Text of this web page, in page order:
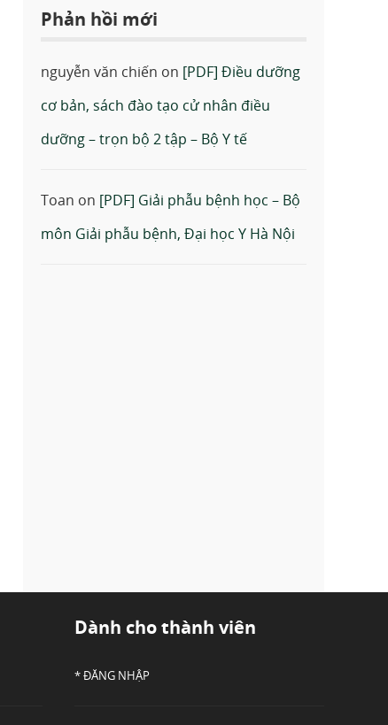
Phản hồi mới
nguyễn văn chiến on [PDF] Điều dưỡng
cơ bản, sách đào tạo cử nhân điều
dưỡng – trọn bộ 2 tập – Bộ Y tế
Toan on [PDF] Giải phẫu bệnh học – Bộ
môn Giải phẫu bệnh, Đại học Y Hà Nội
Dành cho thành viên
* ĐĂNG NHẬP